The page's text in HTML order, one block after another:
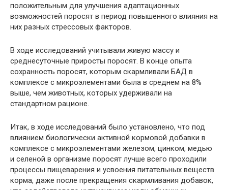
положительным для улучшения адаптационных
возможностей поросят в период повышенного влияния на
них разных стрессовых факторов.
В ходе исследований учитывали живую массу и
среднесуточные приросты поросят. В конце опыта
сохранность поросят, которым скармливали БАД в
комплексе с микроэлементами была в среднем на 8%
выше, чем животных, которых удерживали на
стандартном рационе.
Итак, в ходе исследований было установлено, что под
влиянием биологически активной кормовой добавки в
комплексе с микроэлементами железом, цинком, медью
и селеной в организме поросят лучше всего проходили
процессы пищеварения и усвоения питательных веществ
корма, даже после прекращения скармливания добавок,